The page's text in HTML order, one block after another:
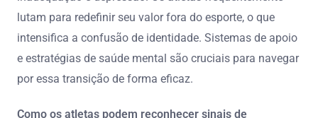
lutam para redefinir seu valor fora do esporte, o que
intensifica a confusão de identidade. Sistemas de apoio
e estratégias de saúde mental são cruciais para navegar
por essa transição de forma eficaz.
Como os atletas podem reconhecer sinais de